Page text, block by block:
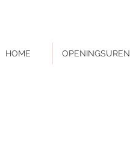
HOME OPENINGSUREN